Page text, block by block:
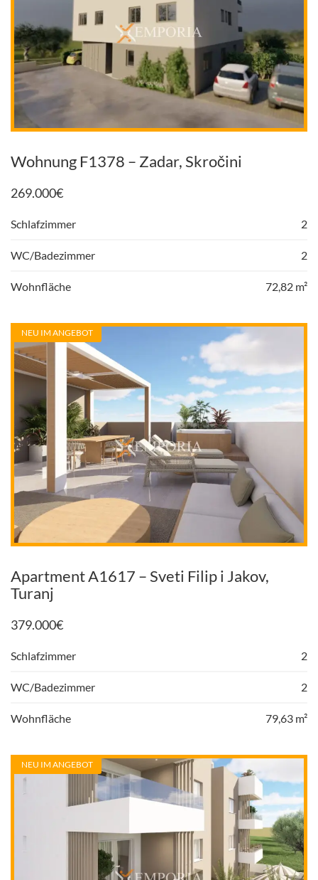
Wohnung F1378 – Zadar, Skročini
269.000€
Schlafzimmer 2
WC/Badezimmer 2
Wohnfläche 72,82 m²
NEU IM ANGEBOT
Apartment A1617 – Sveti Filip i Jakov,
Turanj
379.000€
Schlafzimmer 2
WC/Badezimmer 2
Wohnfläche 79,63 m²
NEU IM ANGEBOT